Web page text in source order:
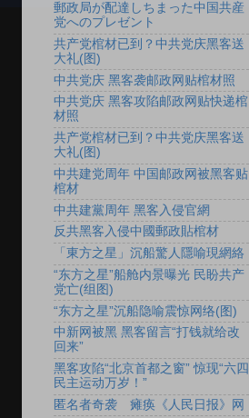
郵政局が配達しちまった中国共産
党へのプレゼント
共产党棺材已到？中共党庆黑客送
大礼(图)
中共党庆 黑客袭邮政网贴棺材照
中共党庆 黑客攻陷邮政网贴快递棺
材照
共产党棺材已到？中共党庆黑客送
大礼(图)
中共建党周年 中国邮政网被黑客贴
棺材
中共建黨周年 黑客入侵官網
反共黑客入侵中國郵政貼棺材
「東方之星」沉船驚人隱喻現網絡
“东方之星”船舱内景曝光 民盼共产
党亡(组图)
“东方之星”沉船隐喻震惊网络(图)
中新网被黑 黑客留言“打钱就给改
回来”
黑客攻陷“北京首都之窗” 惊现“六四
民主运动万岁！”
匿名者奇袭 瘫痪《人民日报》网